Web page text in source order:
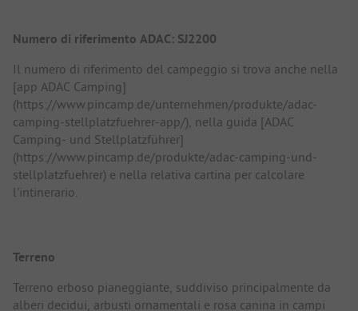
Numero di riferimento ADAC: SJ2200
Il numero di riferimento del campeggio si trova anche nella
[app ADAC Camping]
(https://www.pincamp.de/unternehmen/produkte/adac-
camping-stellplatzfuehrer-app/), nella guida [ADAC
Camping- und Stellplatzführer]
(https://www.pincamp.de/produkte/adac-camping-und-
stellplatzfuehrer) e nella relativa cartina per calcolare
l'intinerario.
Terreno
Terreno erboso pianeggiante, suddiviso principalmente da
alberi decidui, arbusti ornamentali e rosa canina in campi